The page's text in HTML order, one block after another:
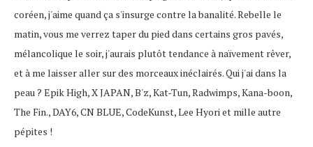
coréen, j'aime quand ça s'insurge contre la banalité. Rebelle le
matin, vous me verrez taper du pied dans certains gros pavés,
mélancolique le soir, j'aurais plutôt tendance à naïvement rêver,
et à me laisser aller sur des morceaux inéclairés. Qui j'ai dans la
peau ? Epik High, X JAPAN, B'z, Kat-Tun, Radwimps, Kana-boon,
The Fin., DAY6, CN BLUE, CodeKunst, Lee Hyori et mille autre
pépites !